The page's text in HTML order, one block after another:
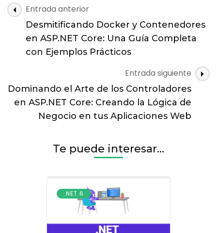
ASP.NET
Core:
Simplificando
la
de
Vistas
Navegación
de
entradas
Entrada anterior
Desmitificando Docker y Contenedores
en ASP.NET Core: Una Guía Completa
con Ejemplos Prácticos
Entrada siguiente
Dominando el Arte de los Controladores
en ASP.NET Core: Creando la Lógica de
Negocio en tus Aplicaciones Web
Te puede interesar...
.NET 6